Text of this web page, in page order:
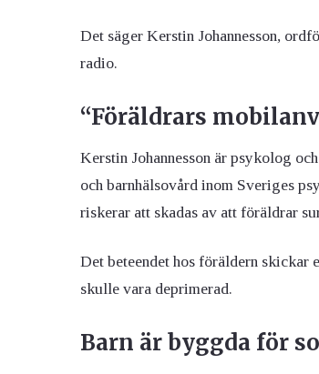
Det säger Kerstin Johannesson,
radio.
“Föräldrars
Kerstin Johannesson är psykolog
och barnhälsovård inom Sveriges
riskerar att skadas av att föräldrar
Det beteendet hos föräldern skickar
skulle vara deprimerad.
Barn är byggda för